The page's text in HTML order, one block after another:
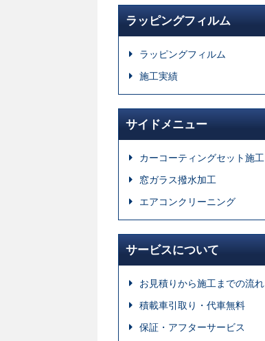
ラッピングフィルム
ラッピングフィルム
施工実績
サイドメニュー
カーコーティングセット施工
窓ガラス撥水加工
エアコンクリーニング
サービスについて
お見積りから施工までの流れ
積載車引取り・代車無料
保証・アフターサービス